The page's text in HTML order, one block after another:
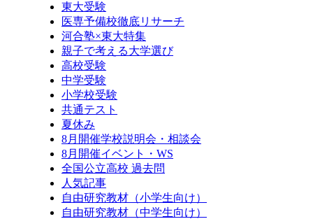
東大受験
医専予備校徹底リサーチ
河合塾×東大特集
親子で考える大学選び
高校受験
中学受験
小学校受験
共通テスト
夏休み
8月開催学校説明会・相談会
8月開催イベント・WS
全国公立高校 過去問
人気記事
自由研究教材（小学生向け）
自由研究教材（中学生向け）